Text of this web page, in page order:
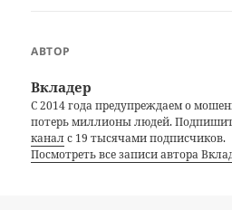
АВТОР
Вкладер
С 2014 года предупреждаем о
потерь миллионы людей.
каналс 19 тысячами подписчиков.
Посмотреть все записи автора